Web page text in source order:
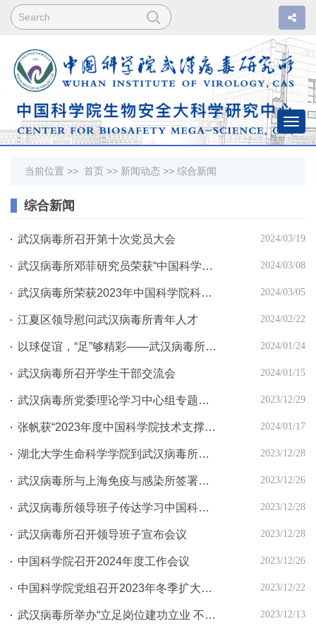
当前位置 >> 首页 >> 新闻动态 >> 综合新闻
综合新闻
武汉病毒所召开第十次党员大会 2024/03/19
武汉病毒所邓菲研究员荣获“中国科学院三八红旗手”荣誉称号 2024/03/08
武汉病毒所荣获2023年中国科学院科普视频图片大赛二等奖 2024/03/05
江夏区领导慰问武汉病毒所青年人才 2024/02/22
以球促谊，“足”够精彩——武汉病毒所与武汉植物园开展足球联谊赛 2024/01/24
武汉病毒所召开学生干部交流会 2024/01/15
武汉病毒所党委理论学习中心组专题传达学习中国科学院2024年度工作会议精神 2023/12/29
张帆获“2023年度中国科学院技术支撑系统优秀个人”荣誉称号 2024/01/17
湖北大学生命科学学院到武汉病毒所调研 2023/12/28
武汉病毒所与上海免疫与感染所签署战略合作框架协议 2023/12/26
武汉病毒所领导班子传达学习中国科学院2024年度工作会议精神 2023/12/28
武汉病毒所召开领导班子宣布会议 2023/12/28
中国科学院召开2024年度工作会议 2023/12/26
中国科学院党组召开2023年冬季扩大会议 2023/12/22
武汉病毒所举办“立足岗位建功立业 不断提升技能水平”第二届技能大赛 2023/12/13